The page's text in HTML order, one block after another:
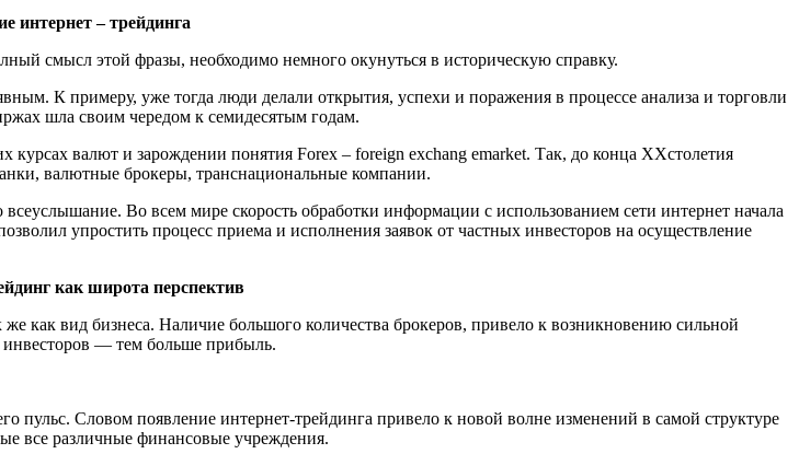
интернет – трейдинга
смысл этой фразы, необходимо немного окунуться в историческую справку.
К примеру, уже тогда люди делали открытия, успехи и поражения в процессе анализа и торговли
шла своим чередом к семидесятым годам.
валют и зарождении понятия Forex – foreign exchang emarket. Так, до конца XXстолетия
валютные брокеры, транснациональные компании.
Во всем мире скорость обработки информации с использованием сети интернет начала
упростить процесс приема и исполнения заявок от частных инвесторов на осуществление
как широта перспектив
как вид бизнеса. Наличие большого количества брокеров, привело к возникновению сильной
— тем больше прибыль.
пульс. Словом появление интернет-трейдинга привело к новой волне изменений в самой структуре
все различные финансовые учреждения.